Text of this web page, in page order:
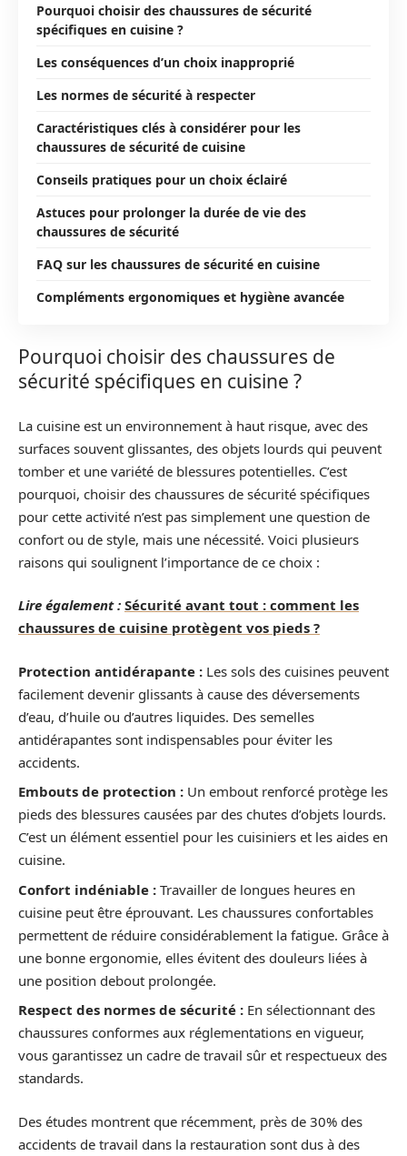
Pourquoi choisir des chaussures de sécurité
spécifiques en cuisine ?
Les conséquences d’un choix inapproprié
Les normes de sécurité à respecter
Caractéristiques clés à considérer pour les
chaussures de sécurité de cuisine
Conseils pratiques pour un choix éclairé
Astuces pour prolonger la durée de vie des
chaussures de sécurité
FAQ sur les chaussures de sécurité en cuisine
Compléments ergonomiques et hygiène avancée
Pourquoi choisir des chaussures de
sécurité spécifiques en cuisine ?
La cuisine est un environnement à haut risque, avec des
surfaces souvent glissantes, des objets lourds qui peuvent
tomber et une variété de blessures potentielles. C’est
pourquoi, choisir des chaussures de sécurité spécifiques
pour cette activité n’est pas simplement une question de
confort ou de style, mais une nécessité. Voici plusieurs
raisons qui soulignent l’importance de ce choix :
Lire également : Sécurité avant tout : comment les
chaussures de cuisine protègent vos pieds ?
Protection antidérapante : Les sols des cuisines peuvent
facilement devenir glissants à cause des déversements
d’eau, d’huile ou d’autres liquides. Des semelles
antidérapantes sont indispensables pour éviter les
accidents.
Embouts de protection : Un embout renforcé protège les
pieds des blessures causées par des chutes d’objets lourds.
C’est un élément essentiel pour les cuisiniers et les aides en
cuisine.
Confort indéniable : Travailler de longues heures en
cuisine peut être éprouvant. Les chaussures confortables
permettent de réduire considérablement la fatigue. Grâce à
une bonne ergonomie, elles évitent des douleurs liées à
une position debout prolongée.
Respect des normes de sécurité : En sélectionnant des
chaussures conformes aux réglementations en vigueur,
vous garantissez un cadre de travail sûr et respectueux des
standards.
Des études montrent que récemment, près de 30% des
accidents de travail dans la restauration sont dus à des